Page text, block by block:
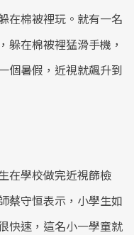
在棉被裡玩。就有一名
躲在棉被裡猛滑手機，
個暑假，近視就飆升到
在學校做完近視篩檢
蔡守恒表示，小學生如
快速，這名小一學童就